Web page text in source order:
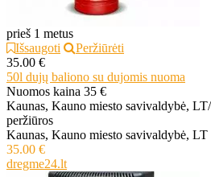
prieš 1 metus
Išsaugoti
Peržiūrėti
35.00 €
50l dujų baliono su dujomis nuoma
Nuomos kaina 35 €
Kaunas, Kauno miesto savivaldybė, LT/
peržiūros
Kaunas, Kauno miesto savivaldybė, LT
35.00 €
dregme24.lt